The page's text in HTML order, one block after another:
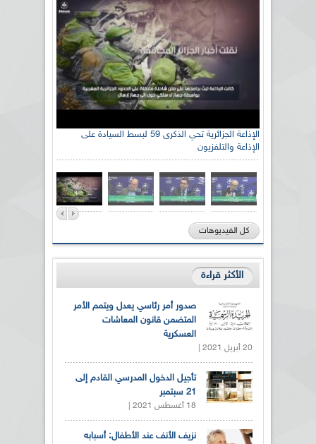
الإذاعة الجزائرية تحي الذكرى 59 لبسط السيادة على
الإذاعة والتلفزيون
كل الفيديوهات
الأكثر قراءة
صدور أمر رئاسي يعدل ويتمم الأمر
المتضمن قانون المعاشات
العسكرية
20 أبريل 2021 |
تأجيل الدخول المدرسي القادم إلى
21 سبتمبر
18 أغسطس 2021 |
نزيف الأنف عند الأطفال: أسبابه